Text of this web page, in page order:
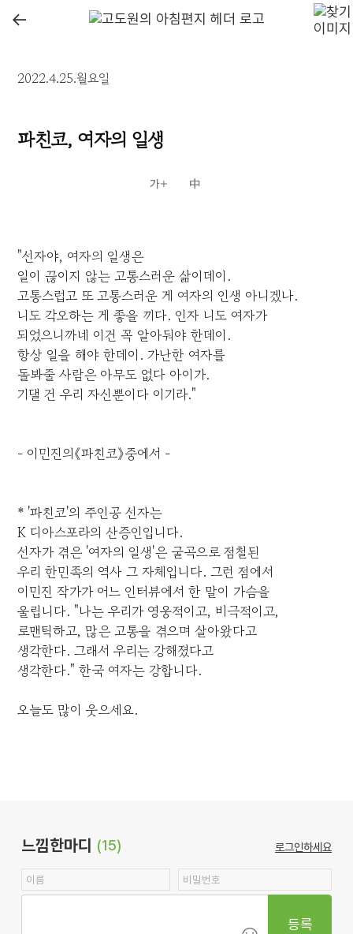
←
2022.4.25.월요일
파친코, 여자의 일생
"선자야, 여자의 일생은
일이 끊이지 않는 고통스러운 삶이데이.
고통스럽고 또 고통스러운 게 여자의 인생 아니겠나.
니도 각오하는 게 좋을 끼다. 인자 니도 여자가
되었으니까네 이건 꼭 알아둬야 한데이.
항상 일을 해야 한데이. 가난한 여자를
돌봐줄 사람은 아무도 없다 아이가.
기댈 건 우리 자신뿐이다 이기라."
- 이민진의《파친코》중에서 -
* '파친코'의 주인공 선자는
K 디아스포라의 산증인입니다.
선자가 겪은 '여자의 일생'은 굴곡으로 점철된
우리 한민족의 역사 그 자체입니다. 그런 점에서
이민진 작가가 어느 인터뷰에서 한 말이 가슴을
울립니다. "나는 우리가 영웅적이고, 비극적이고,
로맨틱하고, 많은 고통을 겪으며 살아왔다고
생각한다. 그래서 우리는 강해졌다고
생각한다." 한국 여자는 강합니다.
오늘도 많이 웃으세요.
느낌한마디 (15) 로그인하세요
등록